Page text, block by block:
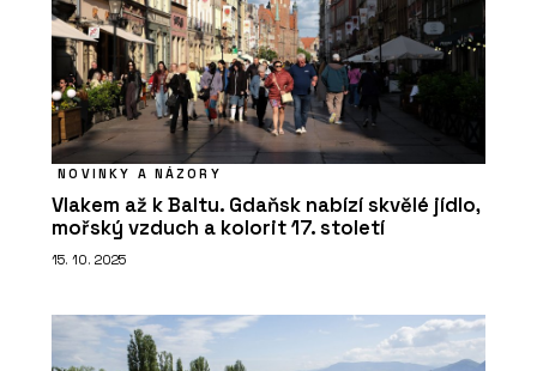
NOVINKY A NÁZORY
Vlakem až k Baltu. Gdaňsk nabízí skvělé jídlo,
mořský vzduch a kolorit 17. století
15. 10. 2025